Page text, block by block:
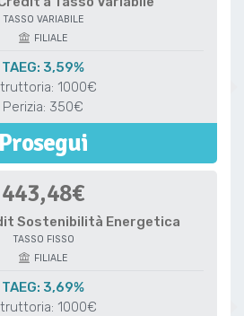
TASSO VARIABILE
FILIALE
TAEG: 3,59%
1000€
Perizia: 350€
Prosegui
443,48€
Sostenibilità Energetica
TASSO FISSO
FILIALE
TAEG: 3,69%
1000€